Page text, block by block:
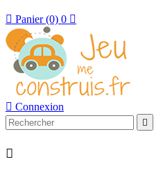
 Panier (0) 0 
 Connexion

